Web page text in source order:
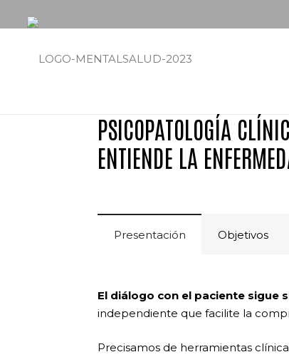
PSICOPATOLOGÍA
ENTIENDE LA
Presentación Objetivos
El diálogo con el paciente sigue
independiente que facilite la
Precisamos de herramientas